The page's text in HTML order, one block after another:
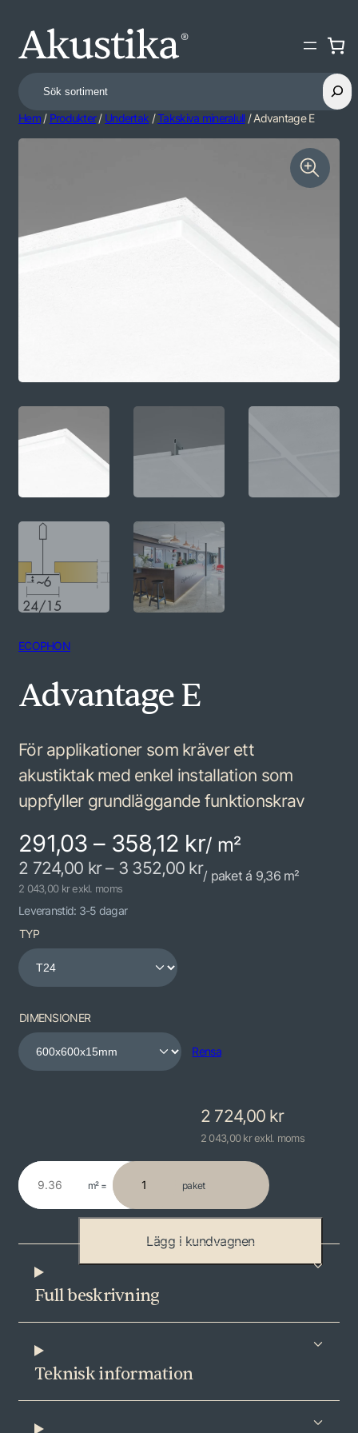
Search
Hem/ Produkter/ Undertak /Takskiva mineralull/ Advantage E
ECOPHON
Advantage E
För applikationer som kräver ett
akustiktak med enkel installation som
uppfyller grundläggande funktionskrav
291,03 – 358,12 kr/ m²
2 724,00 kr– 3 352,00 kr
2 043,00 kr exkl. moms
/ paket á 9,36 m²
Leveranstid: 3-5 dagar
TYP
DIMENSIONER
Rensa
2 724,00 kr
2 043,00 kr exkl. moms
m² = paket
A
Lägg i kundvagnen
Full beskrivning
Teknisk information